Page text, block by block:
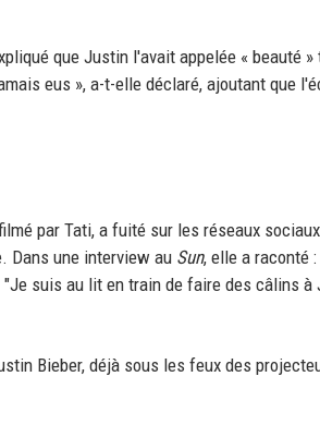
que Justin l'avait appelée « beauté
eus », a-t-elle déclaré, ajoutant que
par Tati, a fuité sur les réseaux
Dans une interview au Sun, elle a raconté
suis au lit en train de faire des câlins à
Bieber, déjà sous les feux des